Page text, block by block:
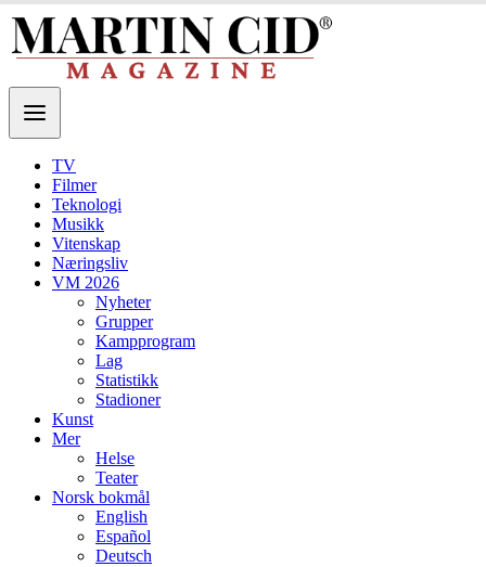
TV
Filmer
Teknologi
Musikk
Vitenskap
Næringsliv
VM 2026
Nyheter
Grupper
Kampprogram
Lag
Statistikk
Stadioner
Kunst
Mer
Helse
Teater
Norsk bokmål
English
Español
Deutsch